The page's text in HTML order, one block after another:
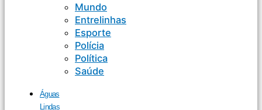
Mundo
Entrelinhas
Esporte
Polícia
Política
Saúde
Águas
Lindas